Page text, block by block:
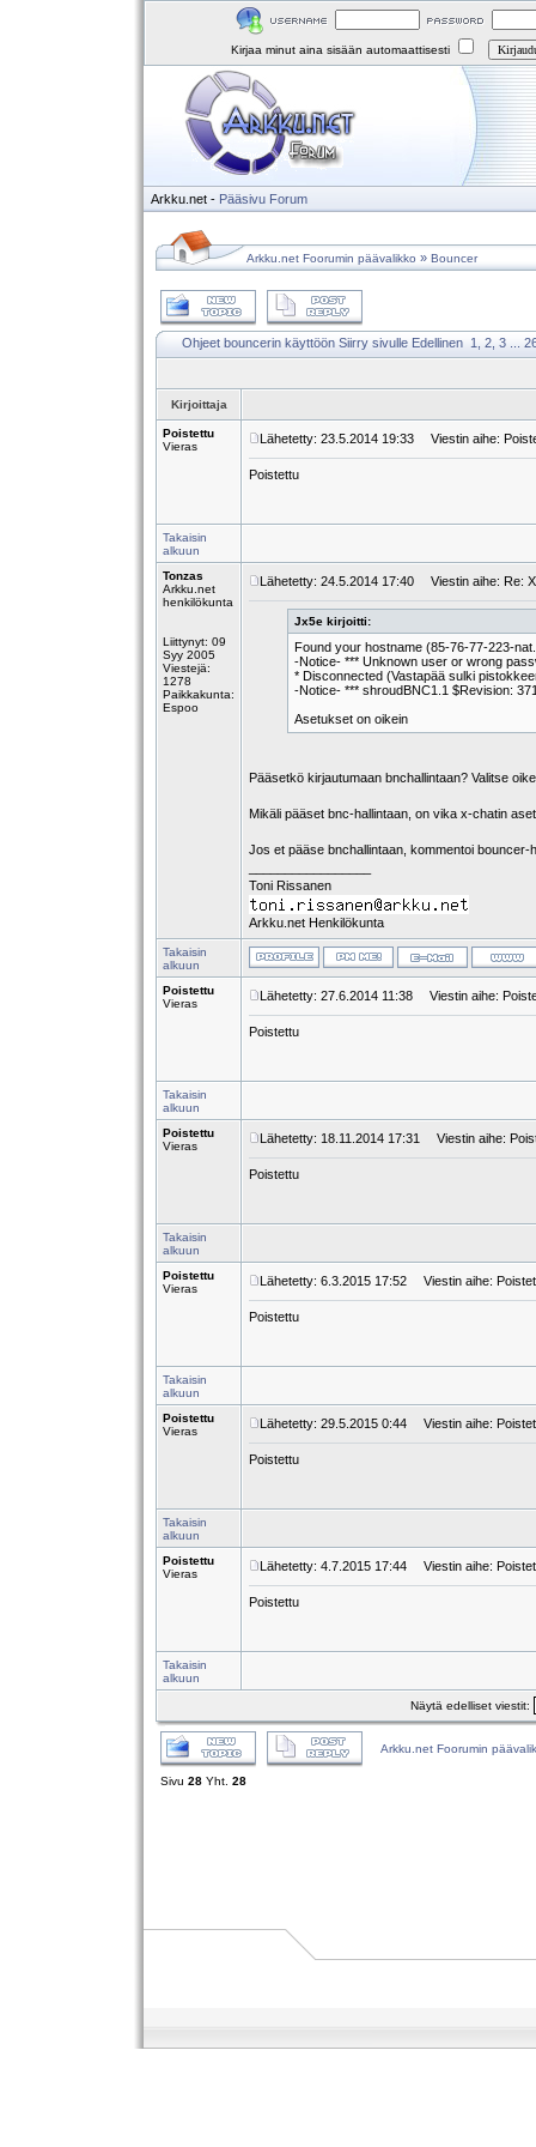
Kirjaa minut aina sisään automaattisesti
Arkku.net - Pääsivu Forum
Arkku.net Foorumin päävalikko » Bouncer
Ohjeet bouncerin käyttöön Siirry sivulle Edellinen 1 2 3
Kirjoittaja
Poistettu
Vieras
Lähetetty: 23.5.2014 19:33 Viestin aihe:
Poistettu
Takaisin
alkuun
Tonzas
Arkku.net
henkilökunta
Liittynyt: 09
Syy 2005
Viestejä:
1278
Paikkakunta:
Espoo
Lähetetty: 24.5.2014 17:40 Viestin aihe: Re:
Jx5e kirjoitti:
Found your hostname (85-76-77-223-
-Notice- *** Unknown user or wrong
* Disconnected (Vastapää sulki
-Notice- *** shroudBNC1.1 $Revision:
Asetukset on oikein
Pääsetkö kirjautumaan bnchallintaan? Valitse
Mikäli pääset bnc-hallintaan, on vika x-chatin
Jos et pääse bnchallintaan, kommentoi
Toni Rissanen
Arkku.net Henkilökunta
Takaisin
alkuun
Poistettu
Vieras
Lähetetty: 27.6.2014 11:38 Viestin aihe:
Poistettu
Takaisin
alkuun
Poistettu
Vieras
Lähetetty: 18.11.2014 17:31 Viestin aihe:
Poistettu
Takaisin
alkuun
Poistettu
Vieras
Lähetetty: 6.3.2015 17:52 Viestin aihe:
Poistettu
Takaisin
alkuun
Poistettu
Vieras
Lähetetty: 29.5.2015 0:44 Viestin aihe:
Poistettu
Takaisin
alkuun
Poistettu
Vieras
Lähetetty: 4.7.2015 17:44 Viestin aihe:
Poistettu
Takaisin
alkuun
Näytä edelliset viestit:
Arkku.net Foorumin
Sivu 28 Yht. 28